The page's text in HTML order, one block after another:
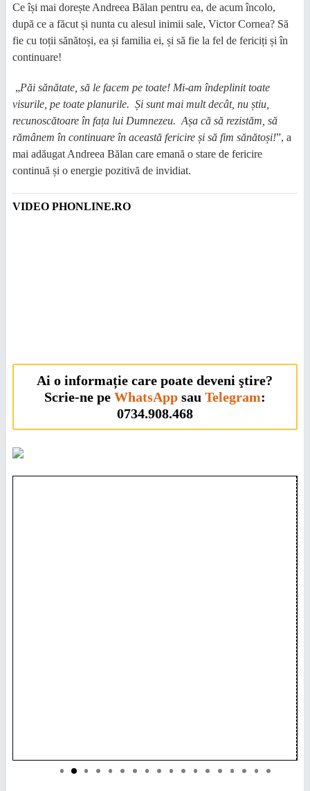
Ce își mai dorește Andreea Bălan pentru ea, de acum încolo,
după ce a făcut și nunta cu alesul inimii sale, Victor Cornea? Să
fie cu toții sănătoși, ea și familia ei, și să fie la fel de fericiți și în
continuare!
„Păi sănătate, să le facem pe toate! Mi-am îndeplinit toate
visurile, pe toate planurile. Și sunt mai mult decât, nu știu,
recunoscătoare în fața lui Dumnezeu. Așa că să rezistăm, să
rămânem în continuare în această fericire și să fim sănătoși!”, a
mai adăugat Andreea Bălan care emană o stare de fericire
continuă și o energie pozitivă de invidiat.
VIDEO PHONLINE.RO
Ai o informație care poate deveni ştire?
Scrie-ne pe WhatsAppsau Telegram:
0734.908.468